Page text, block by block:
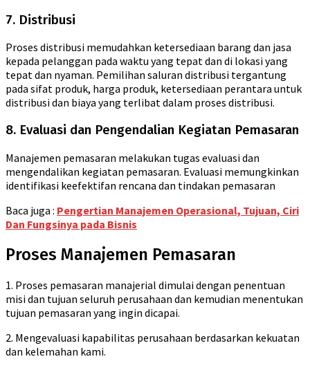
7. Distribusi
Proses distribusi memudahkan ketersediaan barang dan jasa
kepada pelanggan pada waktu yang tepat dan di lokasi yang
tepat dan nyaman. Pemilihan saluran distribusi tergantung
pada sifat produk, harga produk, ketersediaan perantara untuk
distribusi dan biaya yang terlibat dalam proses distribusi.
8. Evaluasi dan Pengendalian Kegiatan Pemasaran
Manajemen pemasaran melakukan tugas evaluasi dan
mengendalikan kegiatan pemasaran. Evaluasi memungkinkan
identifikasi keefektifan rencana dan tindakan pemasaran
Baca juga : Pengertian Manajemen Operasional, Tujuan, Ciri
Dan Fungsinya pada Bisnis
Proses Manajemen Pemasaran
1. Proses pemasaran manajerial dimulai dengan penentuan
misi dan tujuan seluruh perusahaan dan kemudian menentukan
tujuan pemasaran yang ingin dicapai.
2. Mengevaluasi kapabilitas perusahaan berdasarkan kekuatan
dan kelemahan kami.